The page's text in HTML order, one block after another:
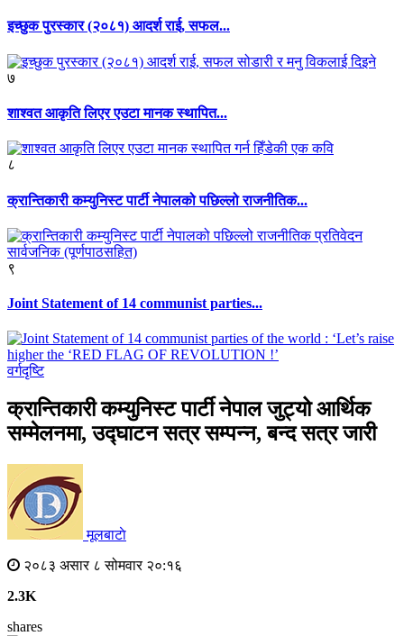
इच्छुक पुरस्कार (२०८१) आदर्श राई, सफल...
७
शाश्वत आकृति लिएर एउटा मानक स्थापित...
८
क्रान्तिकारी कम्युनिस्ट पार्टी नेपालको पछिल्लो राजनीतिक...
९
Joint Statement of 14 communist parties...
वर्गदृष्टि
क्रान्तिकारी कम्युनिस्ट पार्टी नेपाल जुट्यो आर्थिक
सम्मेलनमा, उद्घाटन सत्र सम्पन्न, बन्द सत्र जारी
मूलबाटाे
२०८३ असार ८ सोमवार २०:१६
2.3K
shares